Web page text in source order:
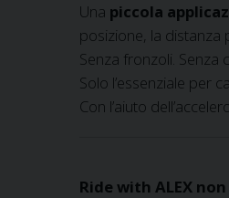
Una piccola
posizione, la distanza
Senza fronzoli. Senza
Solo l’essenziale per
Con l’aiuto
Ride with ALEX